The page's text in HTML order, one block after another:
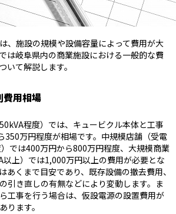
、施設の規模や設備容量によって費用が大
は岐阜県内の商業施設における一般的な費
いて解説します。
費用相場
程度）では、キュービクル本体と工事
350万円程度が相場です。中規模店舗（受電
では400万円から800万円程度、大規模商業
上）では1,000万円以上の費用が必要とな
あくまで目安であり、既存設備の撤去費用、
引き直しの有無などにより変動します。ま
工事を行う場合は、仮設電源の設置費用が
ります。